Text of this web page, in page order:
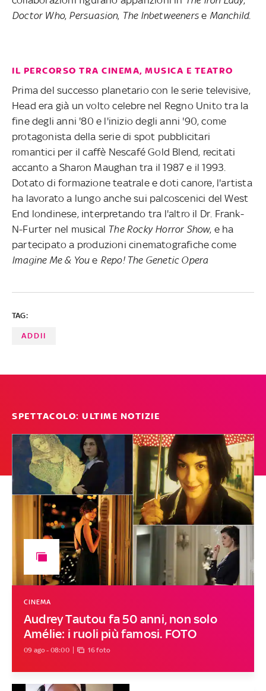
Doctor Who, Persuasion, The Inbetweeners e Manchild.
IL PERCORSO TRA CINEMA, MUSICA E TEATRO
Prima del successo planetario con le serie televisive,
Head era già un volto celebre nel Regno Unito tra la
fine degli anni '80 e l'inizio degli anni '90, come
protagonista della serie di spot pubblicitari
romantici per il caffè Nescafé Gold Blend, recitati
accanto a Sharon Maughan tra il 1987 e il 1993.
Dotato di formazione teatrale e doti canore, l'artista
ha lavorato a lungo anche sui palcoscenici del West
End londinese, interpretando tra l'altro il Dr. Frank-
N-Furter nel musical The Rocky Horror Show, e ha
partecipato a produzioni cinematografiche come
Imagine Me & You e Repo! The Genetic Opera
TAG:
ADDII
SPETTACOLO: ULTIME NOTIZIE
Audrey Tautou fa 50 anni, non solo
Amélie: i ruoli più famosi. FOTO
CINEMA
09 ago - 08:00 16 foto